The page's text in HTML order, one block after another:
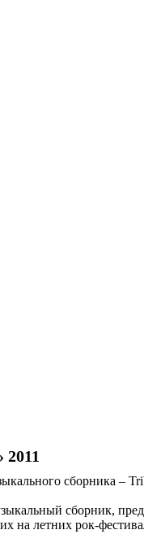
сборника –
сборник,
на летних рок-